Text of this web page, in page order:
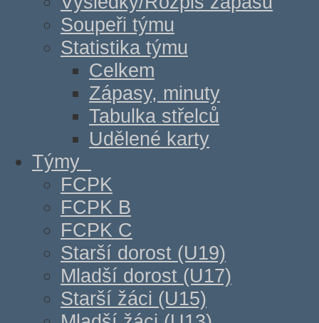
Soupeři týmu
Statistika týmu
Celkem
Zápasy, minuty
Tabulka střelců
Udělené karty
Týmy
FCPK
FCPK B
FCPK C
Starší dorost (U19)
Mladší dorost (U17)
Starší žáci (U15)